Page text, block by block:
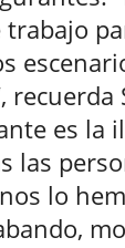
trabajo
recuerda
es la
las
lo